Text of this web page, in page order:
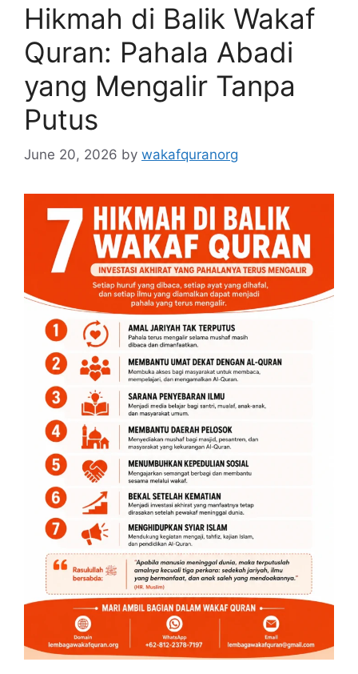
Hikmah di Balik Wakaf
Quran: Pahala Abadi
yang Mengalir Tanpa
Putus
June 20, 2026 by wakafquranorg